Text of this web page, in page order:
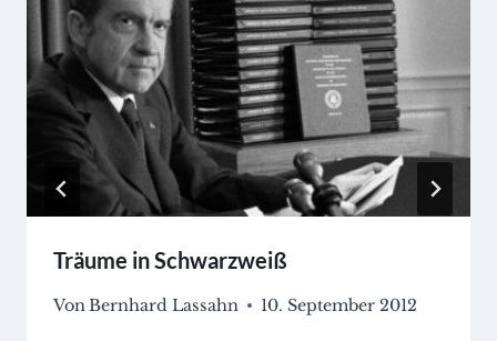
Träume in Schwarzweiß
VonBernhard Lassahn 10. September 2012